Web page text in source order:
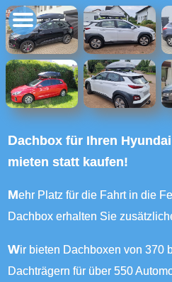
Dachbox für Ihren Hyundai i30 in Annweiler
mieten statt kaufen!
Mehr Platz für die Fahrt in die Ferien benötigt? Mit einer
Dachbox erhalten Sie
Wir bieten Dachboxen von 370 bis 640 Liter Volumen mit
Dachträgern für über 550